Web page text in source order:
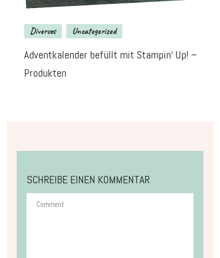
Diverses Uncategorized
Adventkalender befüllt mit Stampin‘ Up! –
Produkten
SCHREIBE EINEN KOMMENTAR